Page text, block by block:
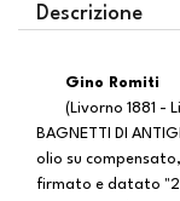
Descrizione
Gino Romiti
(Livorno 1881 -
BAGNETTI DI
olio su
firmato e datato